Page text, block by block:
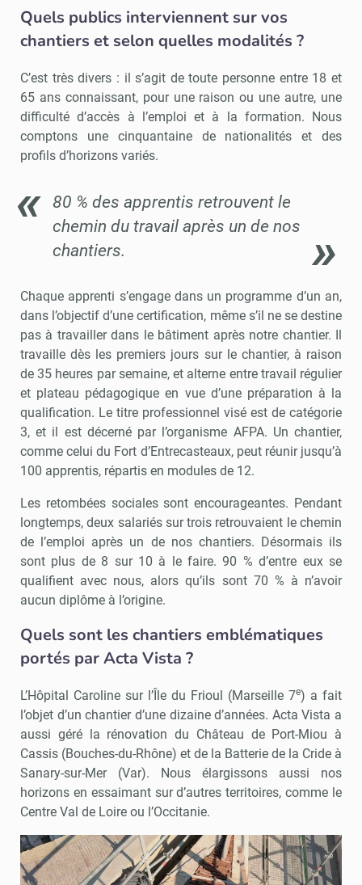
Quels publics interviennent sur vos
chantiers et selon quelles modalités ?
C’est très divers : il s’agit de toute personne entre 18 et
65 ans connaissant, pour une raison ou une autre, une
difficulté d’accès à l’emploi et à la formation. Nous
comptons une cinquantaine de nationalités et des
profils d’horizons variés.
80 % des apprentis retrouvent le
chemin du travail après un de nos
chantiers.
Chaque apprenti s’engage dans un programme d’un an,
dans l’objectif d’une certification, même s’il ne se destine
pas à travailler dans le bâtiment après notre chantier. Il
travaille dès les premiers jours sur le chantier, à raison
de 35 heures par semaine, et alterne entre travail régulier
et plateau pédagogique en vue d’une préparation à la
qualification. Le titre professionnel visé est de catégorie
3, et il est décerné par l’organisme AFPA. Un chantier,
comme celui du Fort d’Entrecasteaux, peut réunir jusqu’à
100 apprentis, répartis en modules de 12.
Les retombées sociales sont encourageantes. Pendant
longtemps, deux salariés sur trois retrouvaient le chemin
de l’emploi après un de nos chantiers. Désormais ils
sont plus de 8 sur 10 à le faire. 90 % d’entre eux se
qualifient avec nous, alors qu’ils sont 70 % à n’avoir
aucun diplôme à l’origine.
Quels sont les chantiers emblématiques
portés par Acta Vista ?
L’Hôpital Caroline sur l’Île du Frioul (Marseille 7e) a fait
l’objet d’un chantier d’une dizaine d’années. Acta Vista a
aussi géré la rénovation du Château de Port-Miou à
Cassis (Bouches-du-Rhône) et de la Batterie de la Cride à
Sanary-sur-Mer (Var). Nous élargissons aussi nos
horizons en essaimant sur d’autres territoires, comme le
Centre Val de Loire ou l’Occitanie.